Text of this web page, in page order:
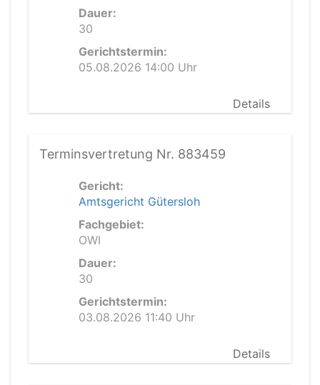
Dauer:
30
Gerichtstermin:
05.08.2026 14:00 Uhr
Details
Terminsvertretung Nr. 883459
Gericht:
Amtsgericht Gütersloh
Fachgebiet:
OWI
Dauer:
30
Gerichtstermin:
03.08.2026 11:40 Uhr
Details